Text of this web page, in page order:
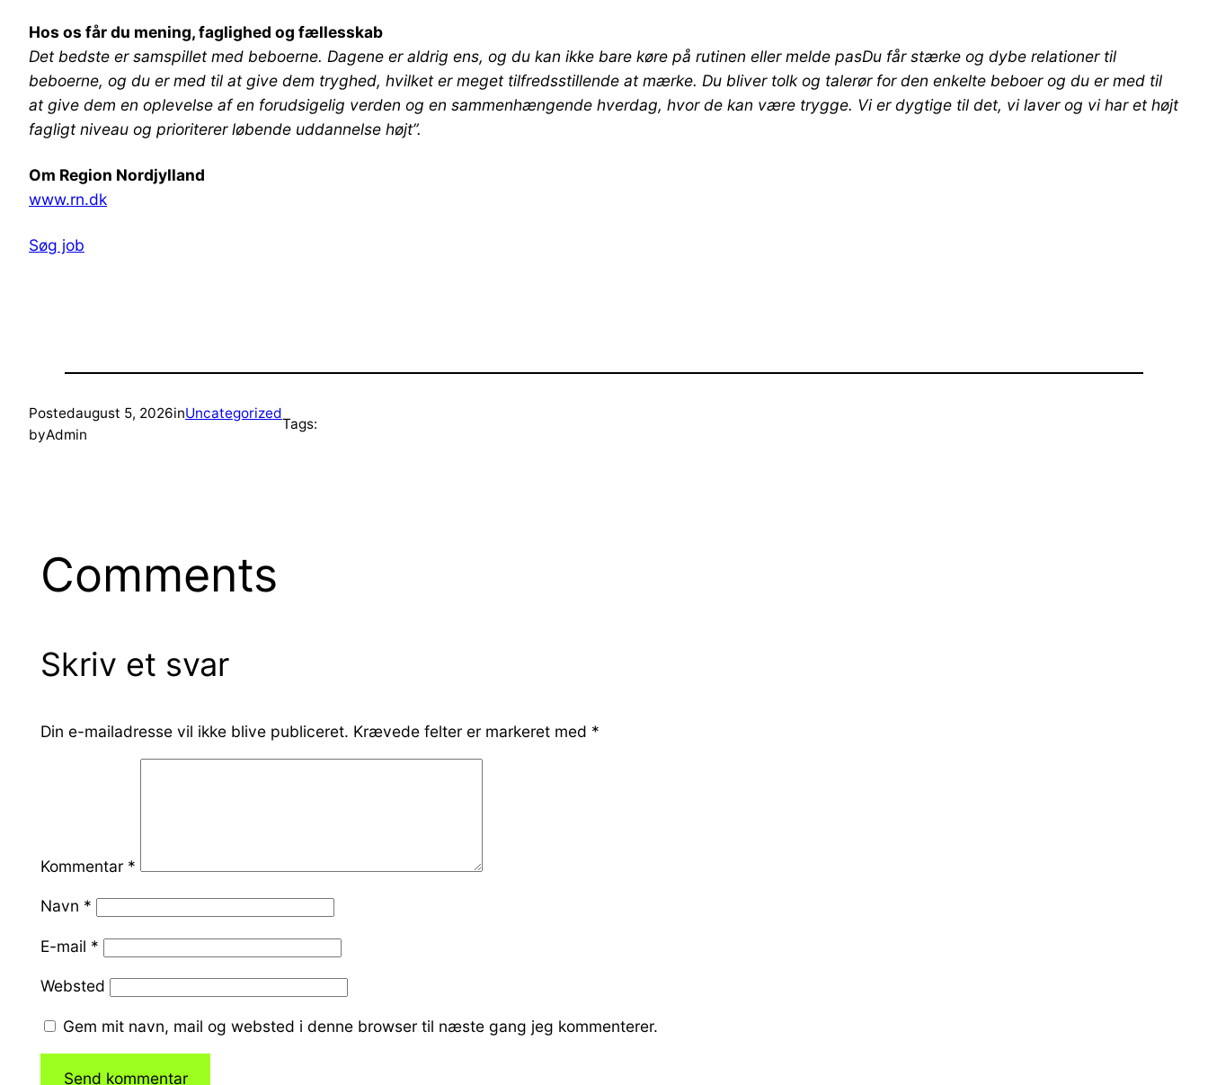
Hos os får du mening, faglighed og fællesskab
Det bedste er samspillet med beboerne. Dagene er aldrig ens, og du kan ikke bare køre på rutinen eller melde pasDu får stærke og dybe relationer til
beboerne, og du er med til at give dem tryghed, hvilket er meget tilfredsstillende at mærke. Du bliver tolk og talerør for den enkelte beboer og du er med til
at give dem en oplevelse af en forudsigelig verden og en sammenhængende hverdag, hvor de kan være trygge. Vi er dygtige til det, vi laver og vi har et højt
fagligt niveau og prioriterer løbende uddannelse højt”.
Om Region Nordjylland
www.rn.dk
Søg job
Postedaugust 5, 2026inUncategorized
byAdmin
Tags:
Comments
Skriv et svar
Din e-mailadresse vil ikke blive publiceret. Krævede felter er markeret med *
Kommentar *
Navn *
E-mail *
Websted
Gem mit navn, mail og websted i denne browser til næste gang jeg kommenterer.